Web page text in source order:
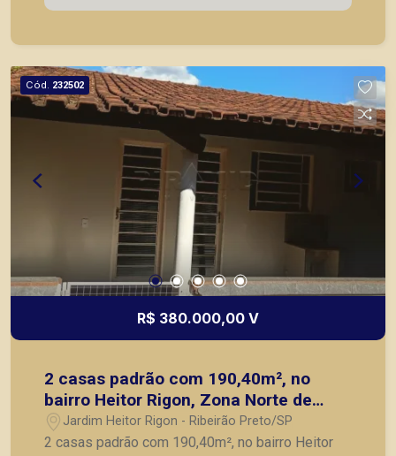
ou mesmo nos principais lançamentos da cidade
Cód. 232502
R$ 380.000,00 V
2 casas padrão com 190,40m², no
bairro Heitor Rigon, Zona Norte de
Ribeirão Preto/SP.
Jardim Heitor Rigon - Ribeirão Preto/SP
2 casas padrão com 190,40m², no bairro Heitor